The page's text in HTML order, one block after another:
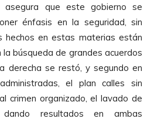
asegura que este gobierno se
énfasis en la seguridad, sin
hechos en estas materias están
búsqueda de grandes acuerdos
derecha se restó, y segundo en
el plan calles sin
crimen organizado, el lavado de
resultados en ambas